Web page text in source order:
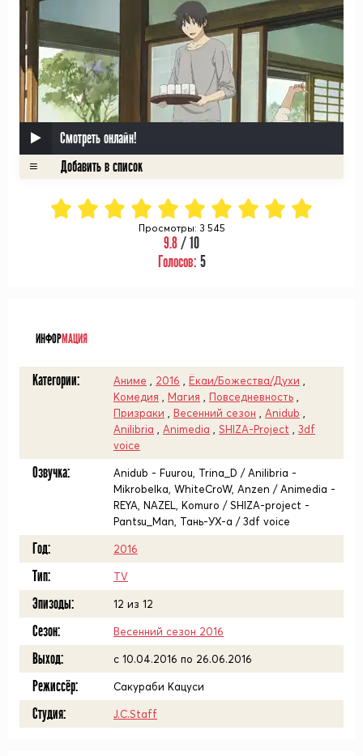
Смотреть онлайн!
Просмотры: 3 545
9.8/ 10
Голосов: 5
ИНФОРМАЦИЯ
Категории: Аниме 2016 Ёкаи/Божества/Духи
Комедия
Магия Повседневность
Призраки
Весенний сезон Anidub
Anilibria
Animedia SHIZA-Project
3df
voice
Озвучка:
Anidub - Fuurou, Trina_D / Anilibria -
Mikrobelka, WhiteCroW, Anzen / Animedia -
REYA, NAZEL, Komuro / SHIZA-project -
Pantsu_Man, Тань-УХ-а / 3df voice
Год: 2016
Тип: TV
Эпизоды: 12 из 12
Сезон: Весенний сезон 2016
Выход: c 10.04.2016 по 26.06.2016
Режиссёр: Сакураби Кацуси
Студия: J.C.Staff